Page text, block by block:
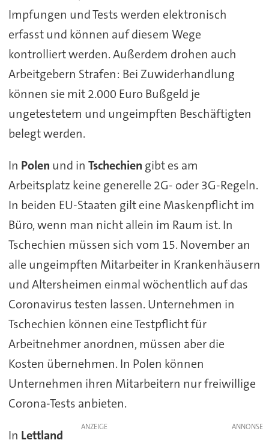
Impfungen und Tests werden elektronisch
erfasst und können auf diesem Wege
kontrolliert werden. Außerdem drohen auch
Arbeitgebern Strafen: Bei Zuwiderhandlung
können sie mit 2.000 Euro Bußgeld je
ungetestetem und ungeimpften Beschäftigten
belegt werden.
In Polen und in Tschechien gibt es am
Arbeitsplatz keine generelle 2G- oder 3G-Regeln.
In beiden EU-Staaten gilt eine Maskenpflicht im
Büro, wenn man nicht allein im Raum ist. In
Tschechien müssen sich vom 15. November an
alle ungeimpften Mitarbeiter in Krankenhäusern
und Altersheimen einmal wöchentlich auf das
Coronavirus testen lassen. Unternehmen in
Tschechien können eine Testpflicht für
Arbeitnehmer anordnen, müssen aber die
Kosten übernehmen. In Polen können
Unternehmen ihren Mitarbeitern nur freiwillige
Corona-Tests anbieten.
ANZEIGE
In Lettland